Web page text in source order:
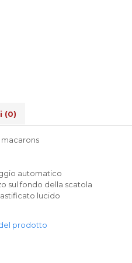
4
(0)
automatico
sul fondo della scatola
lucido
prodotto